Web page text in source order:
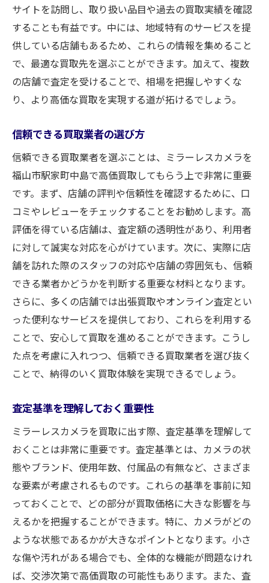
買取価格を最大化するためのミラーレスカメラ
の選び方
人気ブランドのトレンドをチェック
カメラの状態が価格に与える影響
アクセサリーの有無が買取価格を左右
最新モデルと旧モデルの比較
市場需要を見据えた選択
高価買取の秘訣！福山市でのミラーレスカメラ
取引のポイント
事前の査定準備が重要
取引前に相場を把握する
交渉のタイミングを見極める
査定に影響を与える要素を理解
書類や保証書の準備
信頼性のある取引先を選ぶ
駅家町中島でミラーレスカメラを手放す際の注
意点とアドバイス
買取契約の内容を確認する
買取時の交渉ポイント
査定前にチェックすべき箇所
買取の流れを理解しておく
安全な取引のためのガイドライン
福山市で安心して買取を依頼できるミラーレス
カメラ店舗の特徴
信頼できる店舗の特徴
顧客サービスが充実している店舗
買取実績の豊富な店舗を選ぶ
サイトを訪問し、取り扱い品目や過去の買取実績を確認
することも有益です。中には、地域特有のサービスを提
供している店舗もあるため、これらの情報を集めること
で、最適な買取先を選ぶことができます。加えて、複数
の店舗で査定を受けることで、相場を把握しやすくな
り、より高価な買取を実現する道が拓けるでしょう。
信頼できる買取業者の選び方
信頼できる買取業者を選ぶことは、ミラーレスカメラを
福山市駅家町中島で高価買取してもらう上で非常に重要
です。まず、店舗の評判や信頼性を確認するために、口
コミやレビューをチェックすることをお勧めします。高
評価を得ている店舗は、査定額の透明性があり、利用者
に対して誠実な対応を心がけています。次に、実際に店
舗を訪れた際のスタッフの対応や店舗の雰囲気も、信頼
できる業者かどうかを判断する重要な材料となります。
さらに、多くの店舗では出張買取やオンライン査定とい
った便利なサービスを提供しており、これらを利用する
ことで、安心して買取を進めることができます。こうし
た点を考慮に入れつつ、信頼できる買取業者を選び抜く
ことで、納得のいく買取体験を実現できるでしょう。
査定基準を理解しておく重要性
ミラーレスカメラを買取に出す際、査定基準を理解して
おくことは非常に重要です。査定基準とは、カメラの状
態やブランド、使用年数、付属品の有無など、さまざま
な要素が考慮されるものです。これらの基準を事前に知
っておくことで、どの部分が買取価格に大きな影響を与
えるかを把握することができます。特に、カメラがどの
ような状態であるかが大きなポイントとなります。小さ
な傷や汚れがある場合でも、全体的な機能が問題なけれ
ば、交渉次第で高価買取の可能性もあります。また、査